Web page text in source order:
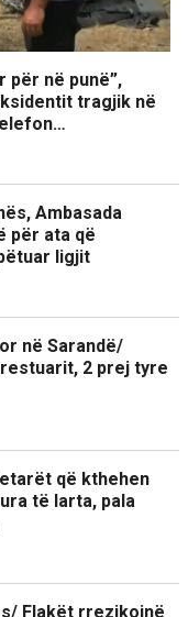
për në punë”,
tragjik në
Ambasada
për ata që
ligjit
në Sarandë/
2 prej tyre
që kthehen
të larta, pala
Flakët rrezikojnë